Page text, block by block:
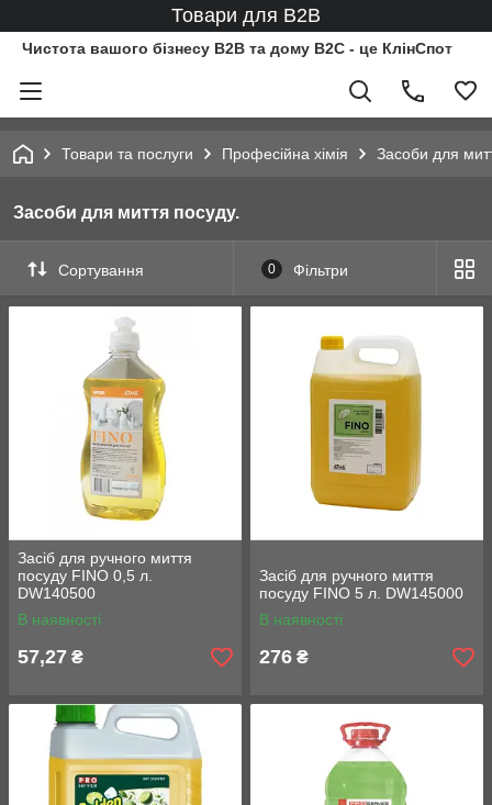
Товари для B2B
Чистота вашого бізнесу B2B та дому B2C - це КлінСпот
Товари та послуги Професійна хімія Засоби для
Засоби для миття посуду.
Сортування 0 Фільтри
Засіб для ручного миття
посуду FINO 0,5 л.
DW140500
В наявності
57,27 ₴
Засіб для ручного миття
посуду FINO 5 л. DW145000
В наявності
276 ₴